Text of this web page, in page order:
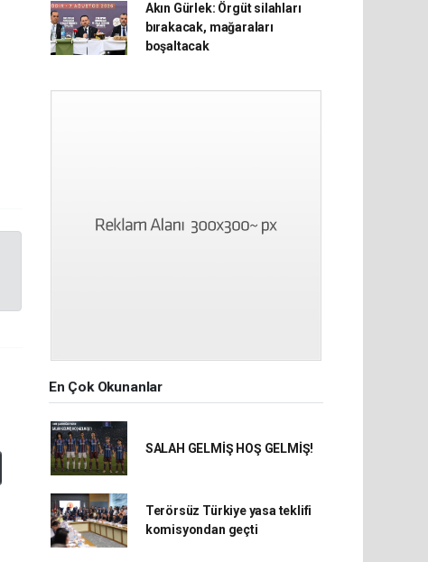
Akın Gürlek: Örgüt silahları
bırakacak, mağaraları
boşaltacak
En Çok Okunanlar
SALAH GELMİŞ HOŞ GELMİŞ!
Terörsüz Türkiye yasa teklifi
komisyondan geçti